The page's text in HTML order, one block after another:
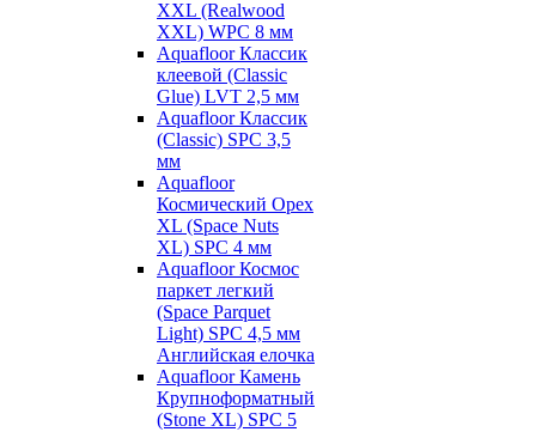
XXL (Realwood
XXL) WPC 8 мм
Aquafloor Классик
клеевой (Classic
Glue) LVT 2,5 мм
Aquafloor Классик
(Classic) SPC 3,5
мм
Aquafloor
Космический Орех
XL (Space Nuts
XL) SPC 4 мм
Aquafloor Космос
паркет легкий
(Space Parquet
Light) SPC 4,5 мм
Английская елочка
Aquafloor Камень
Крупноформатный
(Stone XL) SPC 5